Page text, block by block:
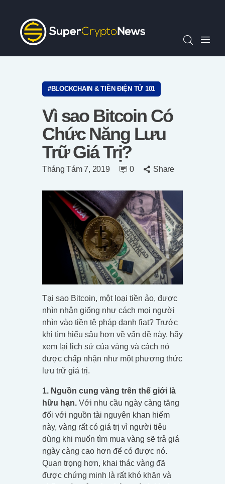
Chỉ Số SCN30
Tin Tức
Quan Điểm
Video
Tiếng Việt
BLOCKCHAIN & TIỀN ĐIỆN TỬ 101
Vì sao Bitcoin Có
Chức Năng Lưu
Trữ Giá Trị?
Tháng Tám 7, 2019 0 Share
Tại sao Bitcoin, một loại tiền ảo, được
nhìn nhận giống như cách mọi người
nhìn vào tiền tệ pháp danh fiat? Trước
khi tìm hiểu sâu hơn về vấn đề này, hãy
xem lại lịch sử của vàng và cách nó
được chấp nhận như một phương thức
lưu trữ giá trị.
1. Nguồn cung vàng trên thế giới là
hữu hạn. Với nhu cầu ngày càng tăng
đối với nguồn tài nguyên khan hiếm
này, vàng rất có giá trị vì người tiêu
dùng khi muốn tìm mua vàng sẽ trả giá
ngày càng cao hơn để có được nó.
Quan trọng hơn, khai thác vàng đã
được chứng minh là rất khó khăn và